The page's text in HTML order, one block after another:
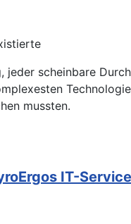
scheinbare
mussten.
IT-